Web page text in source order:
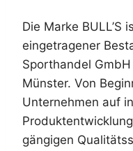
Die Marke BULL’S
eingetragener
Sporthandel
Münster. Von
Unternehmen auf
gängigen